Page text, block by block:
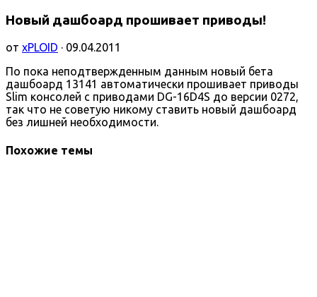
Новый дашбоард прошивает приводы!
от xPLOID · 09.04.2011
По пока неподтвержденным данным новый бета
дашбоард 13141 автоматически прошивает приводы
Slim консолей с приводами DG-16D4S до версии 0272,
так что не советую никому ставить новый дашбоард
без лишней необходимости.
Похожие темы